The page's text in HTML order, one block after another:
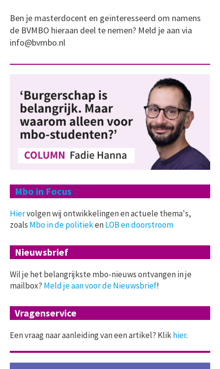
Ben je masterdocent en geïnteresseerd om namens
de BVMBO hieraan deel te nemen? Meld je aan via
info@bvmbo.nl
Mbo in Focus
Hiervolgen wij ontwikkelingen en actuele thema's,
zoals Mbo in de politiekenLOB en doorstroom
Nieuwsbrief
Wil je het belangrijkste mbo-nieuws ontvangen in je
mailbox? Meld je aan voor de Nieuwsbrief!
Vragenservice
Een vraag naar aanleiding van een artikel? Klikhier.